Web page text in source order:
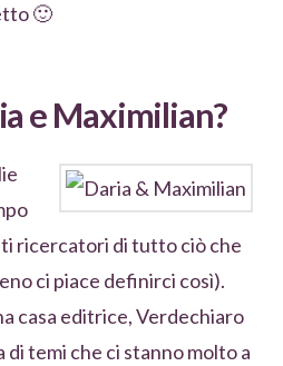
🙂
e Maximilian?
ricercatori di tutto ciò che
ci piace definirci così).
casa editrice, Verdechiaro
di temi che ci stanno molto a